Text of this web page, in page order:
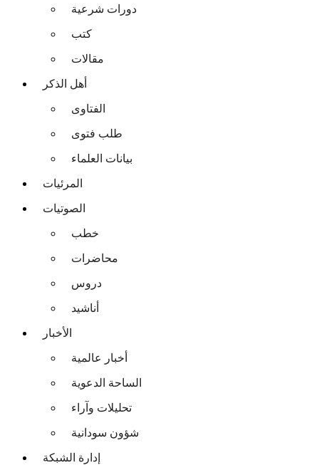
دورات شرعية
كتب
مقالات
أهل الذكر
الفتاوى
طلب فتوى
بيانات العلماء
المرئيات
الصوتيات
خطب
محاضرات
دروس
أناشيد
الأخبار
أخبار عالمية
الساحة الدعوية
تحليلات وآراء
شؤون سودانية
إدارة الشبكة